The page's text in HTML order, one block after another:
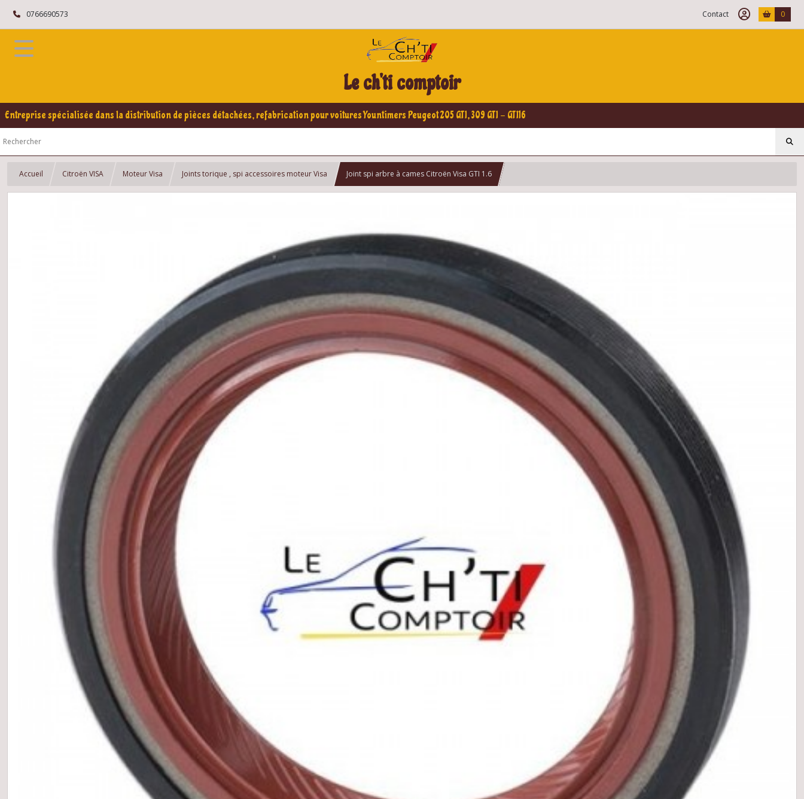
0766690573 Contact 0
Le ch'ti comptoir
Entreprise spécialisée dans la distribution de pièces détachées, refabrication pour voitures Yountimers Peugeot 205 GTI, 309 GTI - GTI16
Accueil Citroën VISA Moteur Visa Joints torique , spi accessoires moteur Visa Joint spi arbre à cames Citroën Visa GTI 1.6